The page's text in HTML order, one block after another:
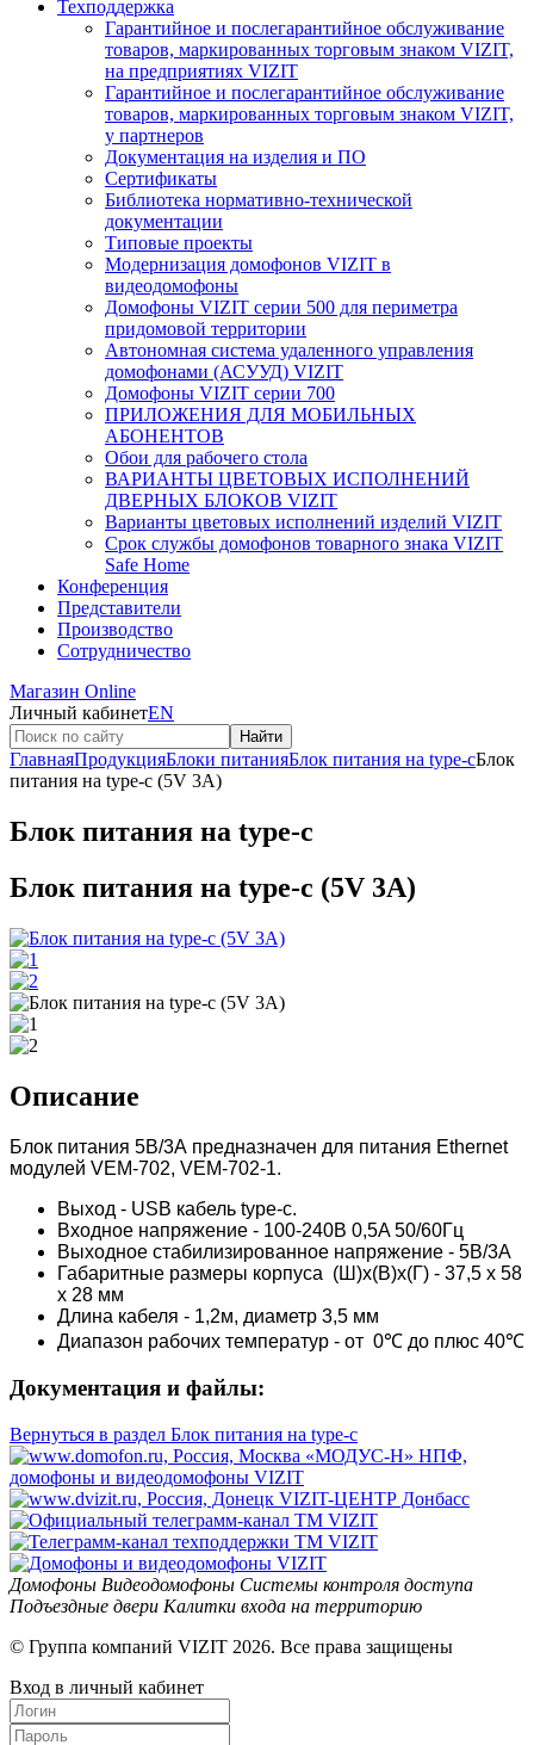
Техподдержка
Гарантийное и послегарантийное обслуживание
товаров, маркированных торговым знаком VIZIT,
на предприятиях VIZIT
Гарантийное и послегарантийное обслуживание
товаров, маркированных торговым знаком VIZIT,
у партнеров
Документация на изделия и ПО
Сертификаты
Библиотека нормативно-технической
документации
Типовые проекты
Модернизация домофонов VIZIT в
видеодомофоны
Домофоны VIZIT серии 500 для периметра
придомовой территории
Автономная система удаленного управления
домофонами (АСУУД) VIZIT
Домофоны VIZIT серии 700
ПРИЛОЖЕНИЯ ДЛЯ МОБИЛЬНЫХ
АБОНЕНТОВ
Обои для рабочего стола
ВАРИАНТЫ ЦВЕТОВЫХ ИСПОЛНЕНИЙ
ДВЕРНЫХ БЛОКОВ VIZIT
Варианты цветовых исполнений изделий VIZIT
Срок службы домофонов товарного знака VIZIT
Safe Home
Конференция
Представители
Производство
Сотрудничество
Магазин Online
Личный кабинетEN
Найти
ГлавнаяПродукцияБлоки питанияБлок питания на type-cБлок
питания на type-c (5V 3A)
Блок питания на type-c
Блок питания на type-c (5V 3A)
Описание
Блок питания 5В/3А предназначен для питания Ethernet
модулей VEM-702, VEM-702-1.
Выход - USB кабель type-c.
Входное напряжение - 100-240В 0,5A 50/60Гц
Выходное стабилизированное напряжение - 5В/3А
Габаритные размеры корпуса (Ш)х(В)х(Г) - 37,5 х 58
х 28 мм
Длина кабеля - 1,2м, диаметр 3,5 мм
Диапазон рабочих температур - от 0℃ до плюс 40℃
Документация и файлы:
Вернуться в раздел Блок питания на type-c
Домофоны Видеодомофоны Системы контроля доступа
Подъездные двери Калитки входа на территорию
© Группа компаний VIZIT 2026. Все права защищены
Вход в личный кабинет